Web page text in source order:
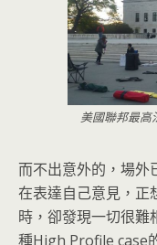
美國聯邦最高
而不出意外的，場外
在表達自己意見，正
時，卻發現一切很難
種High Profile case